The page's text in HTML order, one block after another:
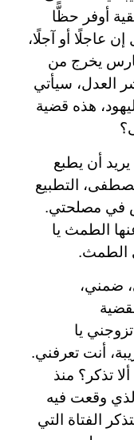
أوفر حظًّا
عاجلًا أو آجلًا،
يخرج من
العدل، سيأتي
هذه قضية
يريد أن يطبع
مصطفى، التطبيع
في مصلحتي.
الطمث يا
الطمث.
ضمني،
يا
أنت تعرفني.
تذكر؟ منذ
وقعت فيه
ألا تتذكر الفتاة التي